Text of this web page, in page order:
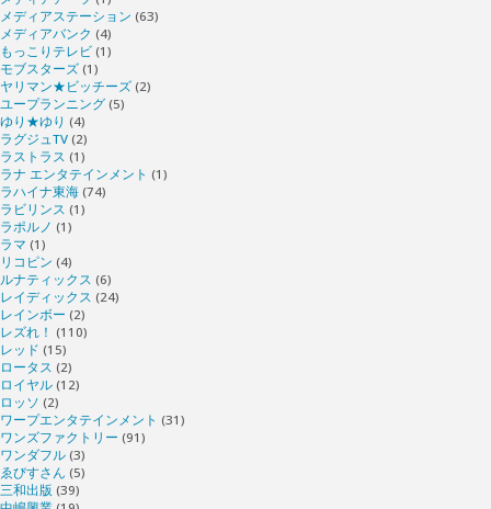
メディアステーション (63)
メディアバンク (4)
もっこりテレビ (1)
モブスターズ (1)
ヤリマン★ビッチーズ (2)
ユープランニング (5)
ゆり★ゆり (4)
ラグジュTV (2)
ラストラス (1)
ラナ エンタテインメント (1)
ラハイナ東海 (74)
ラビリンス (1)
ラポルノ (1)
ラマ (1)
リコピン (4)
ルナティックス (6)
レイディックス (24)
レインボー (2)
レズれ！ (110)
レッド (15)
ロータス (2)
ロイヤル (12)
ロッソ (2)
ワープエンタテインメント (31)
ワンズファクトリー (91)
ワンダフル (3)
ゑびすさん (5)
三和出版 (39)